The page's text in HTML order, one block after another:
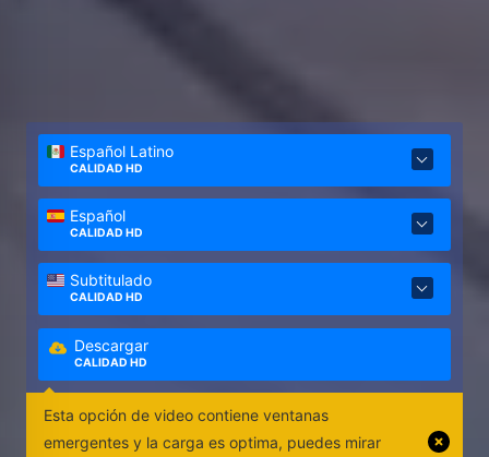
Español Latino
CALIDAD HD
Español
CALIDAD HD
Subtitulado
CALIDAD HD
Descargar
CALIDAD HD
Esta opción de video contiene ventanas
emergentes y la carga es optima, puedes mirar